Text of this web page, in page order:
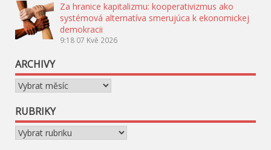
Za hranice kapitalizmu: kooperativizmus ako
systémová alternatíva smerujúca k ekonomickej
demokracii
9:18 07 Kvě 2026
ARCHIVY
Archivy
RUBRIKY
Rubriky